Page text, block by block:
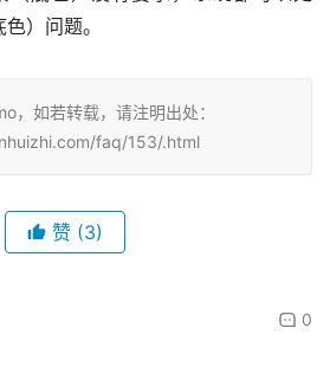
）问题。
，如若转载，请注明出处：
faq/153/.html
赞 (3)
0